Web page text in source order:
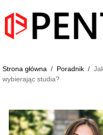
Strona główna / Poradnik /
wybierając studia?